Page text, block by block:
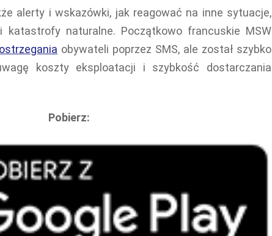
alerty i wskazówki, jak reagować na inne sytuacje,
naturalne. Początkowo francuskie MSW
obywateli poprzez SMS, ale został szybko
koszty eksploatacji i szybkość dostarczania
Pobierz: